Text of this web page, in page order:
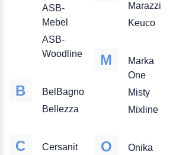
ASB-
Mebel
ASB-
Woodline
B
BelBagno
Bellezza
C
Cersanit
Marazzi
Keuco
M
Marka
One
Misty
Mixline
O
Onika